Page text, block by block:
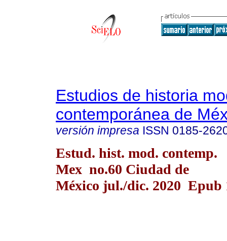
Estudios de historia
contemporánea de
versión impresa ISSN 0185-
Estud. hist. mod. contemp.
Mex no.60 Ciudad de
México jul./dic. 2020 Epub